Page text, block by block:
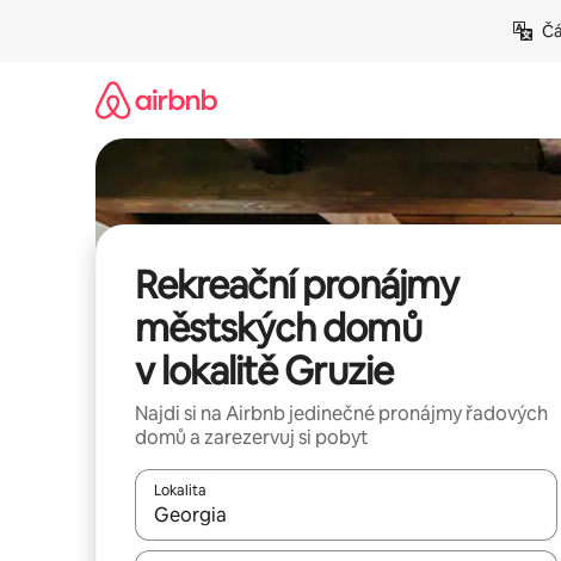
Rekreační pronájmy
městských domů
v lokalitě Gruzie
Najdi si na Airbnb jedinečné pronájmy řadových
domů a zarezervuj si pobyt
Lokalita
Až budou výsledky k dispozici, můžeš si je